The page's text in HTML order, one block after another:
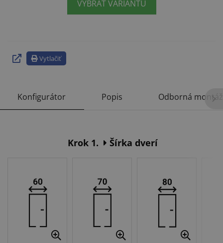
VYBRAŤ VARIANTU
Vytlačiť
Konfigurátor Popis Odborná montáž
Krok 1. Šírka dverí